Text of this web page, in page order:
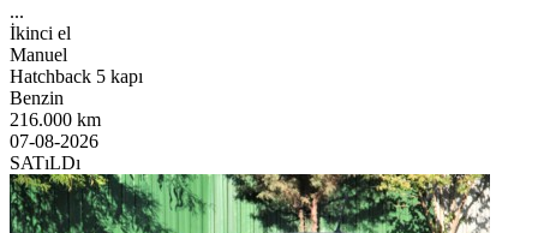
...
İkinci el
Manuel
Hatchback 5 kapı
Benzin
216.000 km
07-08-2026
SATıLDı